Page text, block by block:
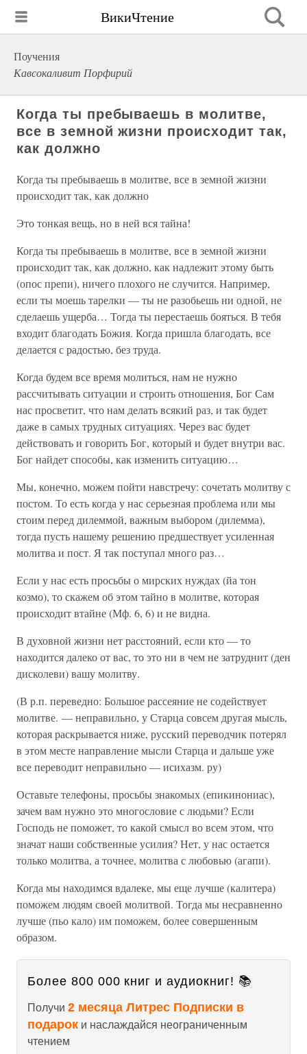
ВикиЧтение
Поучения
Кавсокаливит Порфирий
Когда ты пребываешь в молитве,
все в земной жизни происходит так,
как должно
Когда ты пребываешь в молитве, все в земной жизни
происходит так, как должно
Это тонкая вещь, но в ней вся тайна!
Когда ты пребываешь в молитве, все в земной жизни
происходит так, как должно, как надлежит этому быть
(опос препи), ничего плохого не случится. Например,
если ты моешь тарелки — ты не разобьешь ни одной, не
сделаешь ущерба… Тогда ты перестаешь бояться. В тебя
входит благодать Божия. Когда пришла благодать, все
делается с радостью, без труда.
Когда будем все время молиться, нам не нужно
рассчитывать ситуации и строить отношения, Бог Сам
нас просветит, что нам делать всякий раз, и так будет
даже в самых трудных ситуациях. Через вас будет
действовать и говорить Бог, который и будет внутри вас.
Бог найдет способы, как изменить ситуацию…
Мы, конечно, можем пойти навстречу: сочетать молитву с
постом. То есть когда у нас серьезная проблема или мы
стоим перед дилеммой, важным выбором (дилемма),
тогда пусть нашему решению предшествует усиленная
молитва и пост. Я так поступал много раз…
Если у нас есть просьбы о мирских нуждах (йа тон
козмо), то скажем об этом тайно в молитве, которая
происходит втайне (Мф. 6, 6) и не видна.
В духовной жизни нет расстояний, если кто — то
находится далеко от вас, то это ни в чем не затруднит (ден
дисколеви) вашу молитву.
(В р.п. переведно: Большое рассеяние не содействует
молитве. — неправильно, у Старца совсем другая мысль,
которая раскрывается ниже, русский переводчик потерял
в этом месте направление мысли Старца и дальше уже
все переводит неправильно — исихазм. ру)
Оставьте телефоны, просьбы знакомых (епикинониас),
зачем вам нужно это многословие с людьми? Если
Господь не поможет, то какой смысл во всем этом, что
значат наши собственные усилия? Нет, у нас остается
только молитва, а точнее, молитва с любовью (агапи).
Когда мы находимся вдалеке, мы еще лучше (калитера)
поможем людям своей молитвой. Тогда мы несравненно
лучше (пьо кало) им поможем, более совершенным
образом.
Более 800 000 книг и аудиокниг! 📚
Получи 2 месяца Литрес Подписки в
подарок и наслаждайся неограниченным
чтением